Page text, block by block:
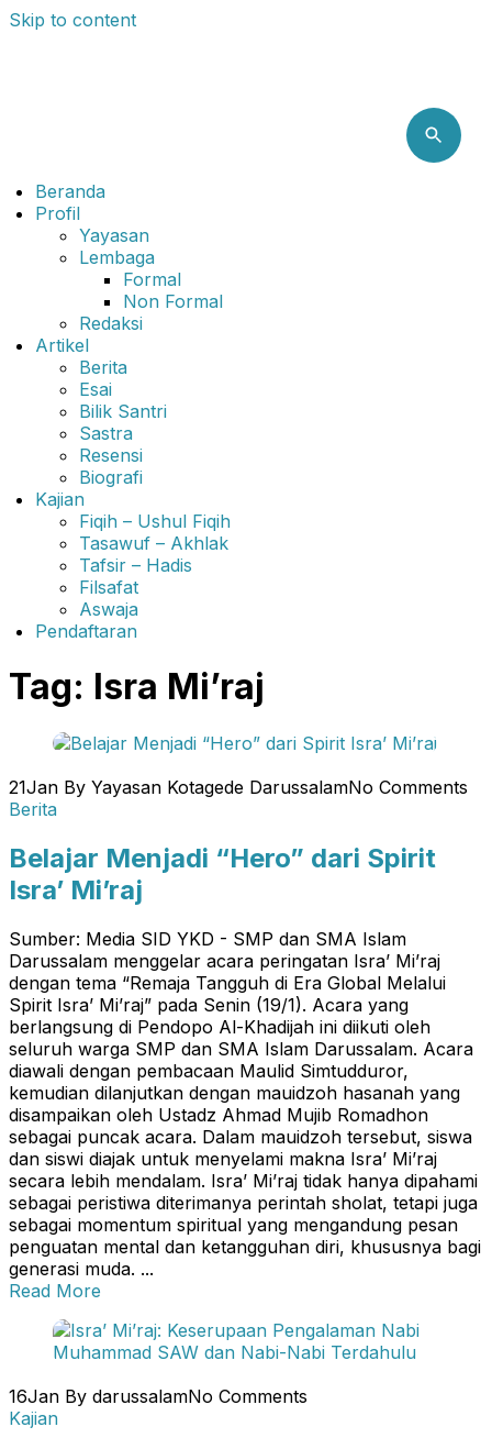
Skip to content
Beranda
Profil
Yayasan
Lembaga
Formal
Non Formal
Redaksi
Artikel
Berita
Esai
Bilik Santri
Sastra
Resensi
Biografi
Kajian
Fiqih – Ushul Fiqih
Tasawuf – Akhlak
Tafsir – Hadis
Filsafat
Aswaja
Pendaftaran
Tag: Isra Mi’raj
21Jan By Yayasan Kotagede DarussalamNo Comments
Berita
Belajar Menjadi “Hero” dari Spirit
Isra’ Mi’raj
Sumber: Media SID YKD - SMP dan SMA Islam
Darussalam menggelar acara peringatan Isra’ Mi’raj
dengan tema “Remaja Tangguh di Era Global Melalui
Spirit Isra’ Mi’raj” pada Senin (19/1). Acara yang
berlangsung di Pendopo Al-Khadijah ini diikuti oleh
seluruh warga SMP dan SMA Islam Darussalam. Acara
diawali dengan pembacaan Maulid Simtudduror,
kemudian dilanjutkan dengan mauidzoh hasanah yang
disampaikan oleh Ustadz Ahmad Mujib Romadhon
sebagai puncak acara. Dalam mauidzoh tersebut, siswa
dan siswi diajak untuk menyelami makna Isra’ Mi’raj
secara lebih mendalam. Isra’ Mi’raj tidak hanya dipahami
sebagai peristiwa diterimanya perintah sholat, tetapi juga
sebagai momentum spiritual yang mengandung pesan
penguatan mental dan ketangguhan diri, khususnya bagi
generasi muda. ...
Read More
16Jan By darussalamNo Comments
Kajian